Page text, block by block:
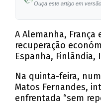
Ouça este artigo em versão
A Alemanha,
recuperação
Espanha,
Na quinta-feira,
Matos Fernandes,
enfrentada “sem